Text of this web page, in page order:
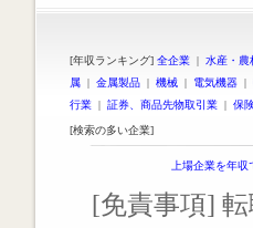
[年収ランキング] 全企業 | 水産・農
属 | 金属製品 | 機械 | 電気機器 |
行業 | 証券、商品先物取引業 | 保
[検索の多い企業]
上場企業を年
[免責事項]